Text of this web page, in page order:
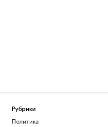
Рубрики
Политика